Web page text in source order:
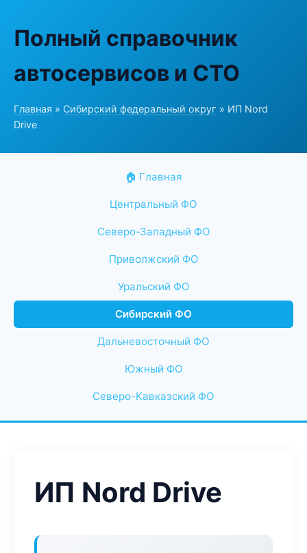
Полный справочник
автосервисов и СТО
Главная » Сибирский федеральный округ » ИП Nord
Drive
🏠 Главная
Центральный ФО
Северо-Западный ФО
Приволжский ФО
Уральский ФО
Сибирский ФО
Дальневосточный ФО
Южный ФО
Северо-Кавказский ФО
ИП Nord Drive